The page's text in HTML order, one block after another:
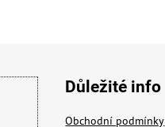
Důležité info
Obchodní podmínky